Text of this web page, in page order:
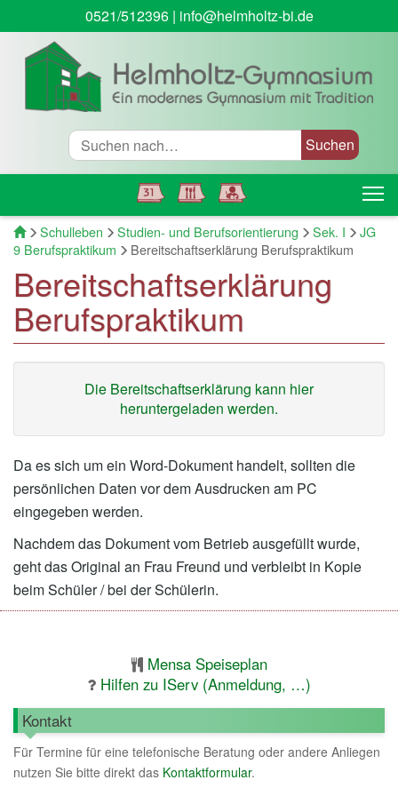
0521/512396| info@helmholtz-bi.de
Suche
Startseite
Schulleben Studien- und Berufsorientierung Sek. I
JG
9 Berufspraktikum
Bereitschaftserklärung Berufspraktikum
Bereitschaftserklärung
Berufspraktikum
Die Bereitschaftserklärung kann hier
heruntergeladen werden.
Da es sich um ein Word-Dokument handelt, sollten die
persönlichen Daten vor dem Ausdrucken am PC
eingegeben werden.
Nachdem das Dokument vom Betrieb ausgefüllt wurde,
geht das Original an Frau Freund und verbleibt in Kopie
beim Schüler / bei der Schülerin.
Mensa Speiseplan
Hilfen zu IServ (Anmeldung, …)
Kontakt
Für Termine für eine telefonische Beratung oder andere Anliegen
nutzen Sie bitte direkt das Kontaktformular.